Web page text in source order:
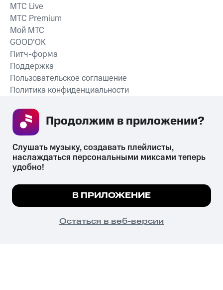
СКАЧАТЬ ПРИЛОЖЕНИЕ
MTС Live
MTС Premium
Мой МТС
GOOD’OK
Питч-форма
Поддержка
Пользовательское соглашение
Политика конфиденциальности
психотропных веществ, их аналогов причиняет вред здоровью,
их незаконный оборот запрещён и влечёт установленную
законодательством ответственность.
© 2026 ООО «КИОН».
Все права защищены
Мы используем куки, чтобы на сайте все
Подробнее
ПОНЯТНО
Слушать музыку, создавать плейлисты,
наслаждаться персональными миксами теперь
удобно!
В ПРИЛОЖЕНИЕ
Остаться в веб-версии